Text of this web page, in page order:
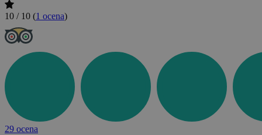
10 / 10 (1 ocena)
29 ocena